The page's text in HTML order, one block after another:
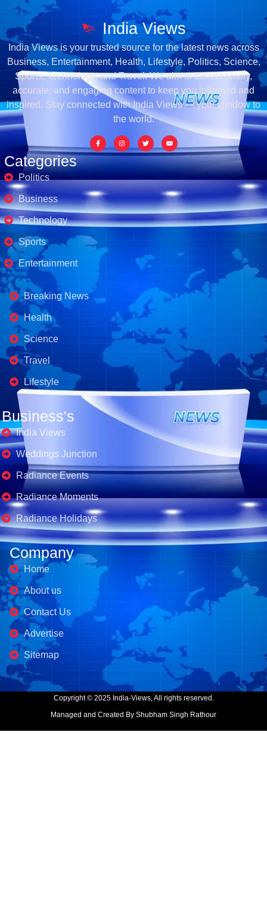
Categories
Politics
Business
Technology
Sports
Entertainment
Business's
Breaking News
Health
Science
Travel
Lifestyle
Business's
India Views
Weddings Junction
Radiance Events
Radiance Moments
Radiance Holidays
Company
Home
About us
Contact Us
Advertise
Sitemap
India Views
India Views is your trusted source for the latest news across
Business, Entertainment, Health, Lifestyle, Politics, Science,
Sports, Technology, and Travel. We aim to deliver timely,
accurate, and engaging content to keep you informed and
inspired. Stay connected with India Views — your window to
the world.
Copyright © 2025 India-Views, All rights reserved.
Managed and Created By Shubham Singh Rathour